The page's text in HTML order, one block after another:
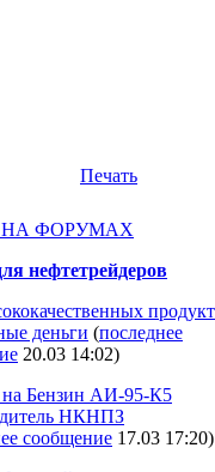
Печать
ФОРУМАХ
нефтетрейдеров
продукт
деньги (последнее
20.03 14:02)
на Бензин АИ-95-К5
НКНПЗ
сообщение 17.03 17:20)